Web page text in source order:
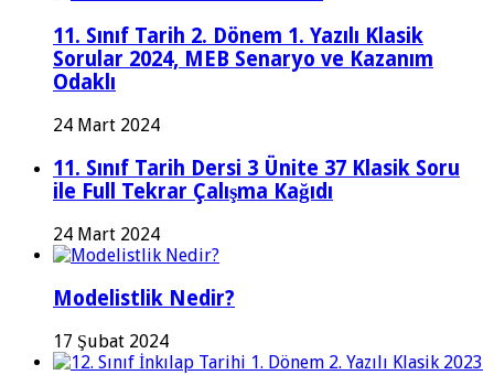
11. Sınıf Tarih 2. Dönem 1. Yazılı Klasik
Sorular 2024, MEB Senaryo ve Kazanım
Odaklı
24 Mart 2024
11. Sınıf Tarih Dersi 3 Ünite 37 Klasik Soru
ile Full Tekrar Çalışma Kağıdı
24 Mart 2024
Modelistlik Nedir?
17 Şubat 2024